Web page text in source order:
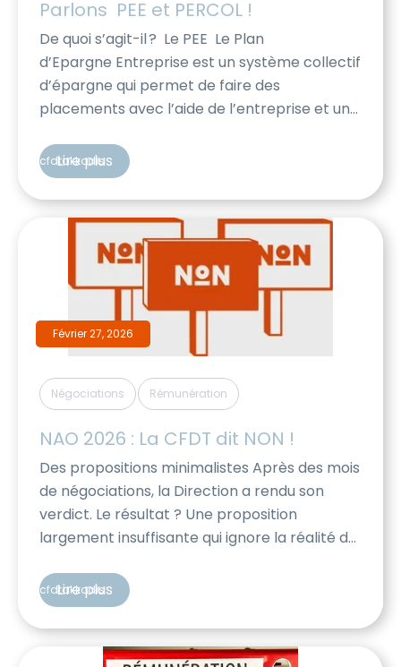
Parlons  PEE et PERCOL !
De quoi s’agit-il ? Le PEE Le Plan
d’Epargne Entreprise est un système collectif
d’épargne qui permet de faire des
placements avec l’aide de l’entreprise et un
PEE sont indisponibles pendant 5 ans, mais il y
a de nombreux cas de déblocages anticipés.
Pour en savoir plus => Epargne salariale et
retraite, tout sur le […]
cfdtakkodis
Lire plus
Février 27, 2026
Négociations Rémunération
NAO 2026 : La CFDT dit NON !
Des propositions minimalistes Après des mois
de négociations, la Direction a rendu son
verdict. Le résultat ? Une proposition
largement insuffisante qui ignore la réalité du
salariés. Face à ce constat, la CFDT a décidé
de ne pas signer cet accord : •
Augmentations Individuelles : Un budget […]
cfdtakkodis
Lire plus